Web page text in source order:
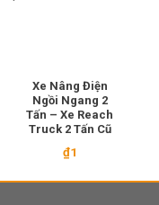
Xe Nâng Điện
Ngồi Ngang 2
Tấn – Xe Reach
Truck 2 Tấn Cũ
₫1